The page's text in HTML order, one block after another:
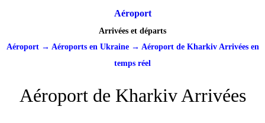
Aéroport
Arrivées et départs
Aéroport→ Aéroports en Ukraine→ Aéroport de Kharkiv Arrivées en
temps réel
Aéroport de Kharkiv Arrivées